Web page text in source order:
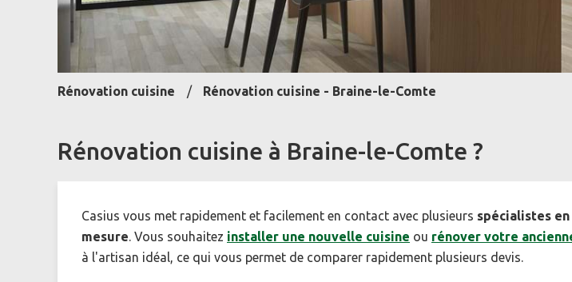
Rénovation cuisine Rénovation cuisine - Braine-le-Comte
Rénovation cuisine à Braine-le-Comte ?
Casius vous met rapidement et facilement en contact avec plusieurs spécialistes
mesure. Vous souhaitez installer une nouvelle cuisine ou rénover votre
à l'artisan idéal, ce qui vous permet de comparer rapidement plusieurs devis.